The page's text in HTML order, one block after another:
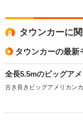
もちろ
す。 で
タウンカーに
タウンカーの最新
全長5.5mのビッグア